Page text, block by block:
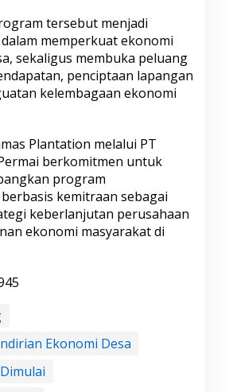
tersebut menjadi
memperkuat ekonomi
sekaligus membuka peluang
penciptaan lapangan
kelembagaan ekonomi
Plantation melalui PT
berkomitmen untuk
program
kemitraan sebagai
keberlanjutan perusahaan
ekonomi masyarakat di
Ekonomi Desa